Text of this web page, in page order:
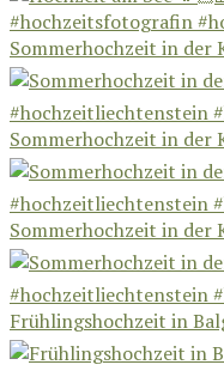
Sommerhochzeit in der
Sommerhochzeit in der
Sommerhochzeit in der
Frühlingshochzeit in